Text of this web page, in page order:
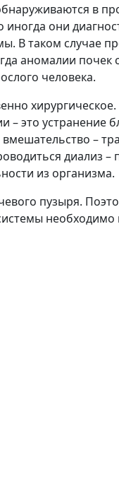
в
они
В таком случае
аномалии почек
человека.
– это устранение
–
диализ –
из организма.
пузыря.
необходимо